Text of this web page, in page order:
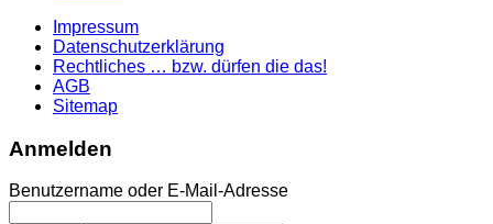
Impressum
Datenschutzerklärung
Rechtliches … bzw. dürfen die das!
AGB
Sitemap
Anmelden
Benutzername oder E-Mail-Adresse